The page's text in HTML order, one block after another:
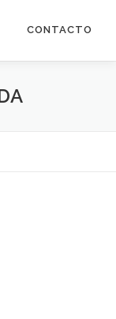
CONTACTO